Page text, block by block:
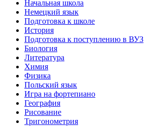
Начальная школа
Немецкий язык
Подготовка к школе
История
Подготовка к поступлению в ВУЗ
Биология
Литература
Химия
Физика
Польский язык
Игра на фортепиано
География
Рисование
Тригонометрия